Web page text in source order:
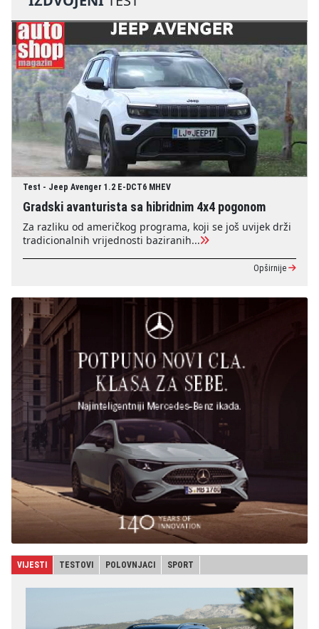
Test - Jeep Avenger 1.2 E-DCT6 MHEV
Gradski avanturista sa hibridnim 4x4 pogonom
Za razliku od američkog programa, koji se još uvijek drži
tradicionalnih vrijednosti baziranih...
Opširnije
VIJESTI TESTOVI POLOVNJACI SPORT